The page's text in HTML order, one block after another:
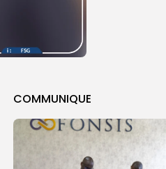
COMMUNIQUE